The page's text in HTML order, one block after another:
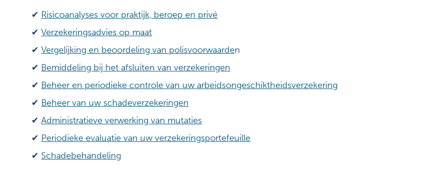
✔ Risicoanalyses voor praktijk, beroep en privé
✔ Verzekeringsadvies op maat
✔ Vergelijking en beoordeling van polisvoorwaarden
✔ Bemiddeling bij het afsluiten van verzekeringen
✔ Beheer en periodieke controle van uw arbeidsongeschiktheidsverzekering
✔ Beheer van uw schadeverzekeringen
✔ Administratieve verwerking van mutaties
✔ Periodieke evaluatie van uw verzekeringsportefeuille
✔ Schadebehandeling